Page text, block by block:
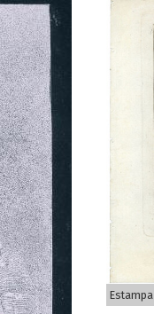
Estampa